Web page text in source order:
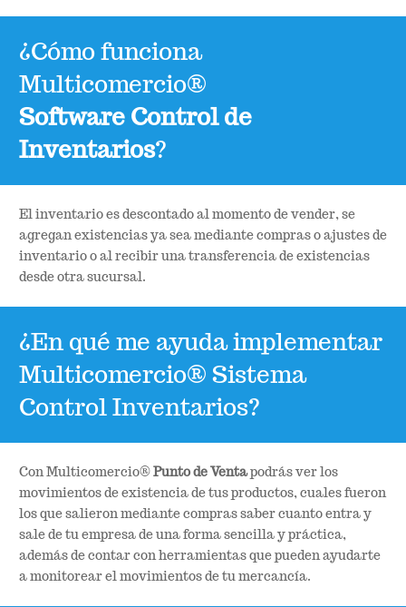
¿Cómo funciona
Multicomercio®
Software Control de
Inventarios?
El inventario es descontado al momento de vender, se
agregan existencias ya sea mediante compras o ajustes de
inventario o al recibir una transferencia de existencias
desde otra sucursal.
¿En qué me ayuda implementar
Multicomercio® Sistema
Control Inventarios?
Con Multicomercio®Punto de Ventapodrás ver los
movimientos de existencia de tus productos, cuales fueron
los que salieron mediante compras saber cuanto entra y
sale de tu empresa de una forma sencilla y práctica,
además de contar con herramientas que pueden ayudarte
a monitorear el movimientos de tu mercancía.